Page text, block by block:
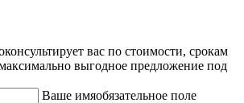
вас по стоимости, срокам
выгодное предложение под
Ваше имяобязательное поле